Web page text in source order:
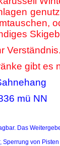
Verständnis.
gibt es
mü NN
Das
Sperrung von